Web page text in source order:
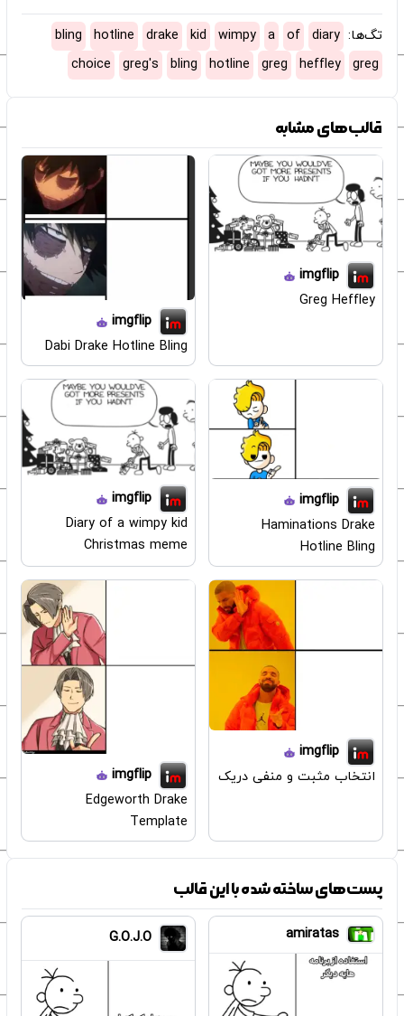
تگ‌ها: diary
of
a
wimpy
kid
drake
hotline
bling
greg
heffley
greg
hotline
bling
greg's
choice
قالب‌های مشابه
imgflip
Greg Heffley
imgflip
Dabi Drake Hotline Bling
imgflip
Haminations Drake
Hotline Bling
imgflip
Diary of a wimpy kid
Christmas meme
imgflip
انتخاب مثبت و منفی دریک
imgflip
Edgeworth Drake
Template
پست‌های ساخته شده با این قالب
amiratas
G.O.J.O